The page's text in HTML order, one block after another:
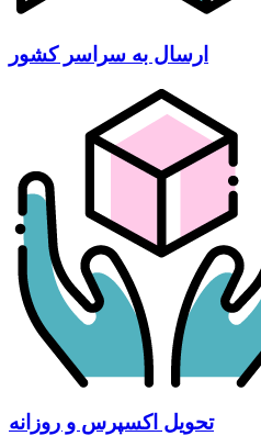
ارسال به سراسر کشور
تحویل اکسپرس و روزانه